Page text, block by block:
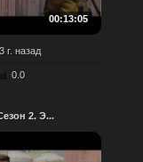
00:13:05
г. назад
0.0
2. Э...